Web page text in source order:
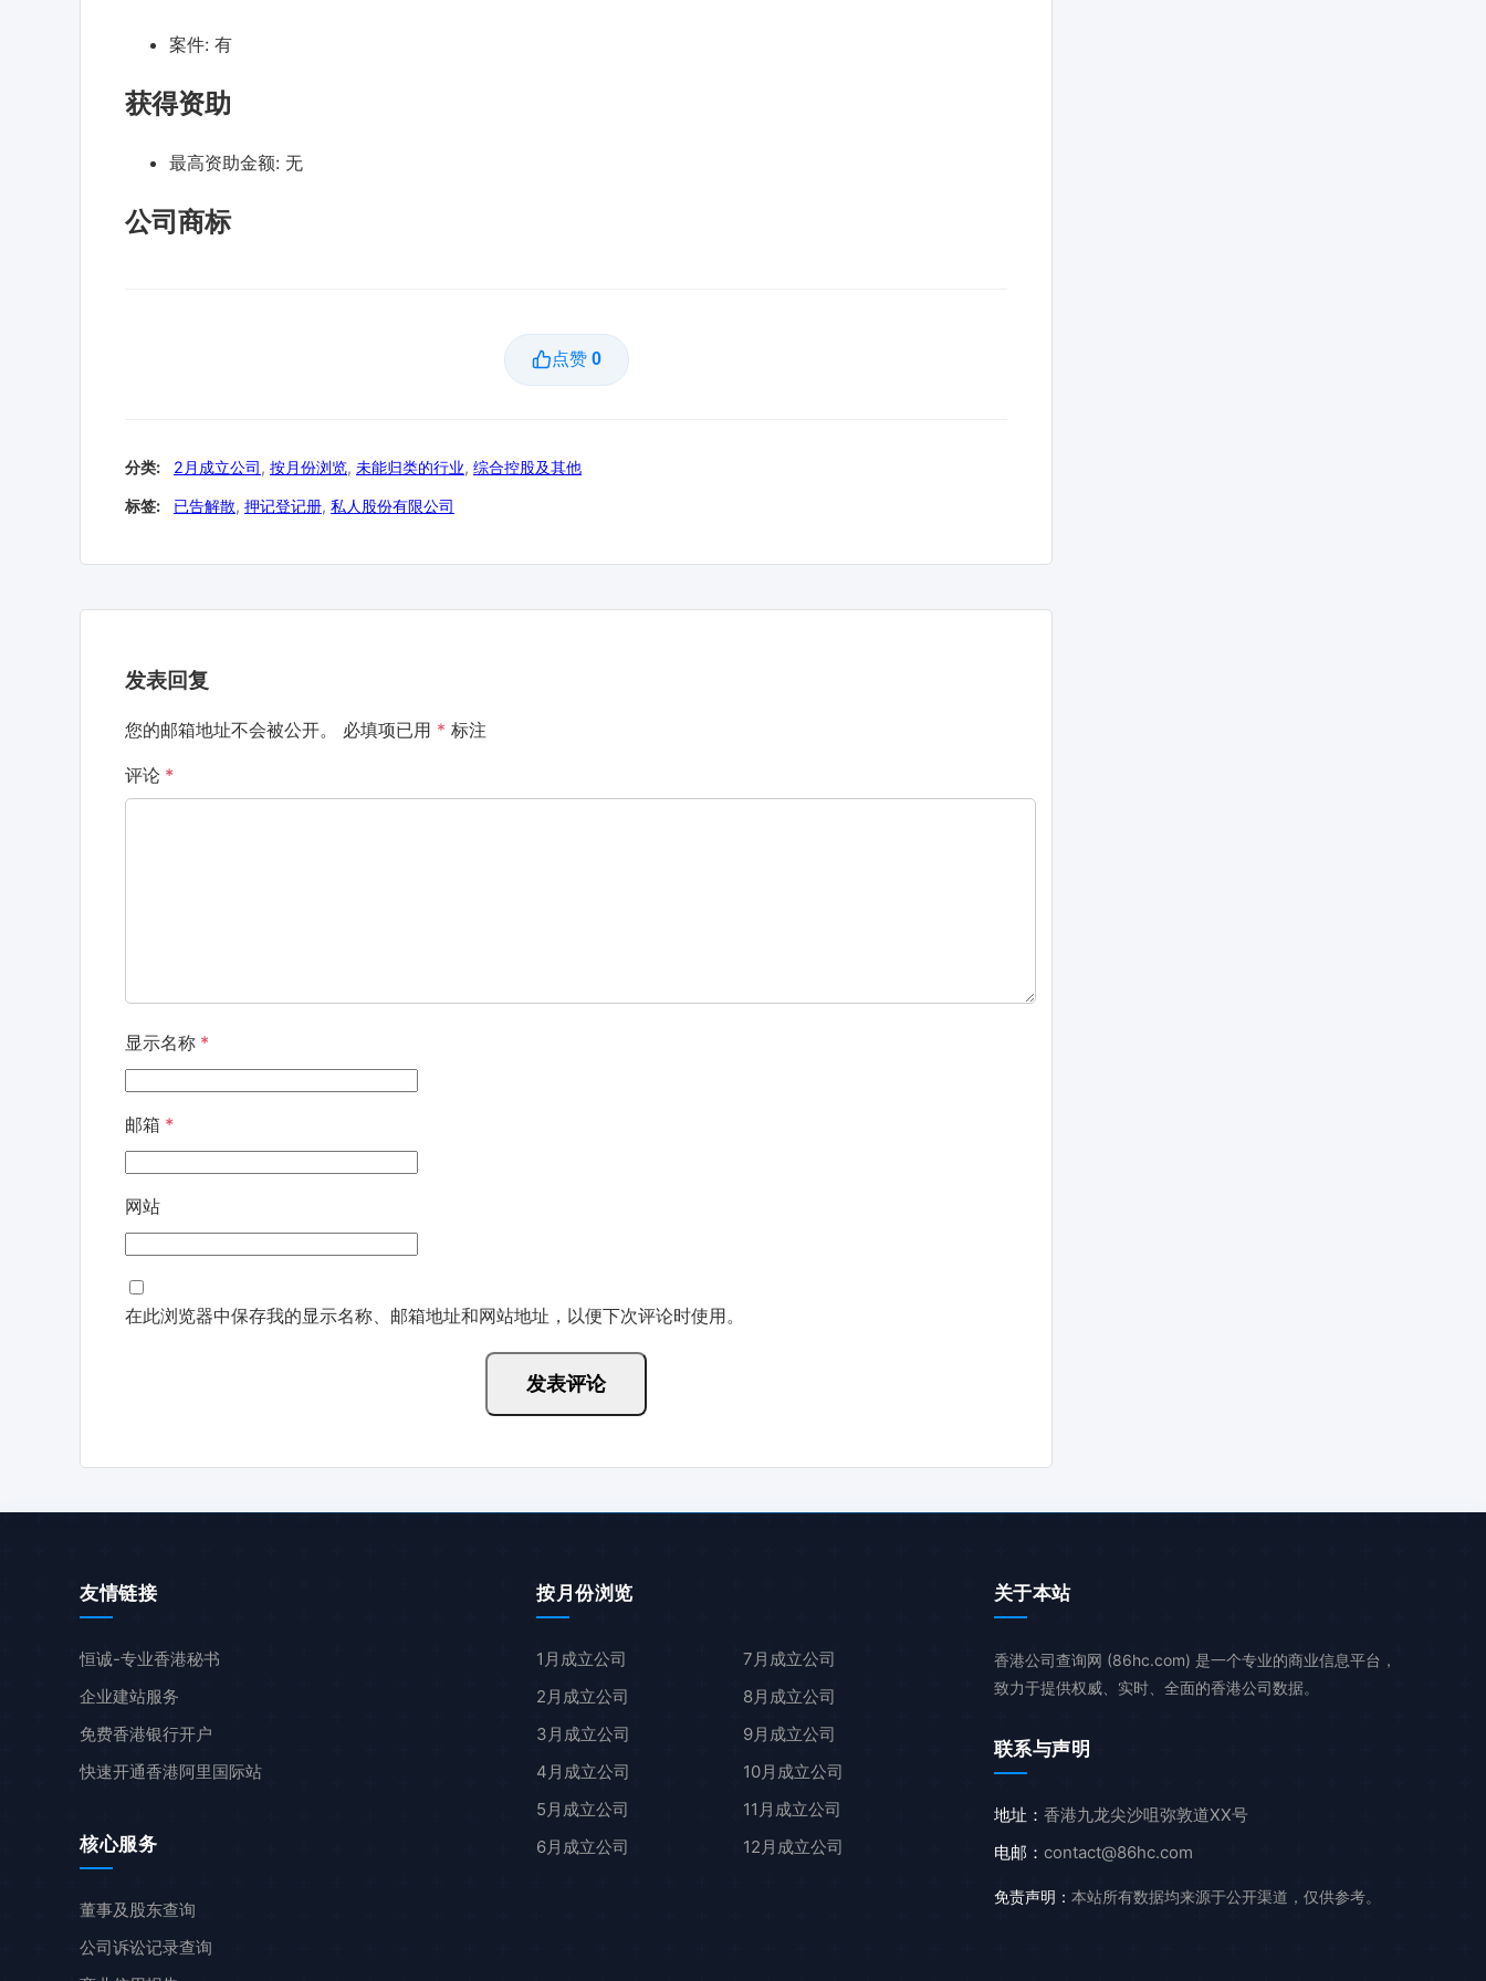
案件: 有
获得资助
最高资助金额: 无
公司商标
点赞 0
分类: 2月成立公司, 按月份浏览, 未能归类的行业, 综合控股及其他
标签: 已告解散, 押记登记册, 私人股份有限公司
发表回复
您的邮箱地址不会被公开。 必填项已用 * 标注
评论 *
显示名称 *
邮箱 *
网站
在此浏览器中保存我的显示名称、邮箱地址和网站地址，以便下次评论时使用。
友情链接
恒诚-专业香港秘书
企业建站服务
免费香港银行开户
快速开通香港阿里国际站
核心服务
董事及股东查询
公司诉讼记录查询
按月份浏览
1月成立公司
2月成立公司
3月成立公司
4月成立公司
5月成立公司
6月成立公司
7月成立公司
8月成立公司
9月成立公司
10月成立公司
11月成立公司
12月成立公司
关于本站
香港公司查询网 (86hc.com) 是一个专业的商业信息平台，
致力于提供权威、实时、全面的香港公司数据。
联系与声明
地址： 香港九龙尖沙咀弥敦道XX号
电邮： contact@86hc.com
免责声明： 本站所有数据均来源于公开渠道，仅供参考。